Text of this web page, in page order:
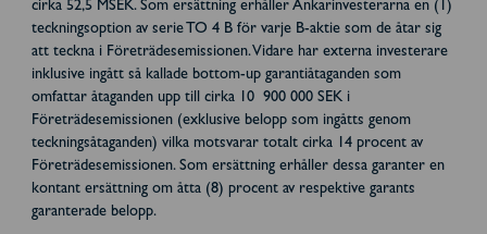
cirka 52,5 MSEK. Som ersättning erhåller Ankarinvesterarna en (1)
teckningsoption av serie TO 4 B för varje B-aktie som de åtar sig
att teckna i Företrädesemissionen. Vidare har externa investerare
inklusive ingått så kallade bottom-up garantiåtaganden som
omfattar åtaganden upp till cirka 10 900 000 SEK i
Företrädesemissionen (exklusive belopp som ingåtts genom
teckningsåtaganden) vilka motsvarar totalt cirka 14 procent av
Företrädesemissionen. Som ersättning erhåller dessa garanter en
kontant ersättning om åtta (8) procent av respektive garants
garanterade belopp.